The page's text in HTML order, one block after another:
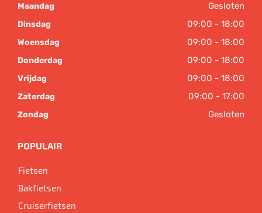
Maandag Gesloten
Dinsdag 09:00 - 18:00
Woensdag 09:00 - 18:00
Donderdag 09:00 - 18:00
Vrijdag 09:00 - 18:00
Zaterdag 09:00 - 17:00
Zondag Gesloten
POPULAIR
Fietsen
Bakfietsen
Cruiserfietsen